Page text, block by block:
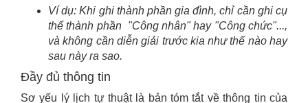
Ví dụ: Khi ghi thành phần gia đình, chỉ cần ghi cụ
thể thành phần "Công nhân" hay "Công chức"...,
và không cần diễn giải trước kia như thế nào hay
sau này ra sao.
Đầy đủ thông tin
Sơ yếu lý lịch tự thuật là bản tóm tắt về thông tin của